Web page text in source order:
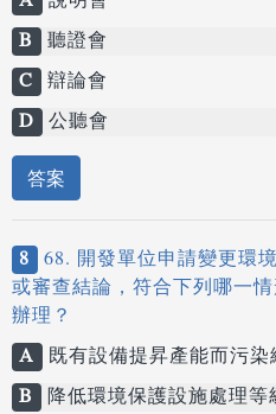
B 聽證會
C 辯論會
D 公聽會
答案
8 68. 開發單位申請變更環
或審查結論，符合下列哪一
辦理？
A 既有設備提昇產能而污
B 降低環境保護設施處理等